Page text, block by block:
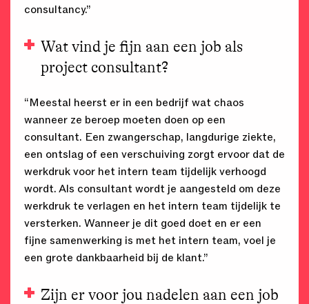
consultancy.”
Wat vind je fijn aan een job als
project consultant?
“Meestal heerst er in een bedrijf wat chaos
wanneer ze beroep moeten doen op een
consultant. Een zwangerschap, langdurige ziekte,
een ontslag of een verschuiving zorgt ervoor dat de
werkdruk voor het intern team tijdelijk verhoogd
wordt. Als consultant wordt je aangesteld om deze
werkdruk te verlagen en het intern team tijdelijk te
versterken. Wanneer je dit goed doet en er een
fijne samenwerking is met het intern team, voel je
een grote dankbaarheid bij de klant.”
Zijn er voor jou nadelen aan een job